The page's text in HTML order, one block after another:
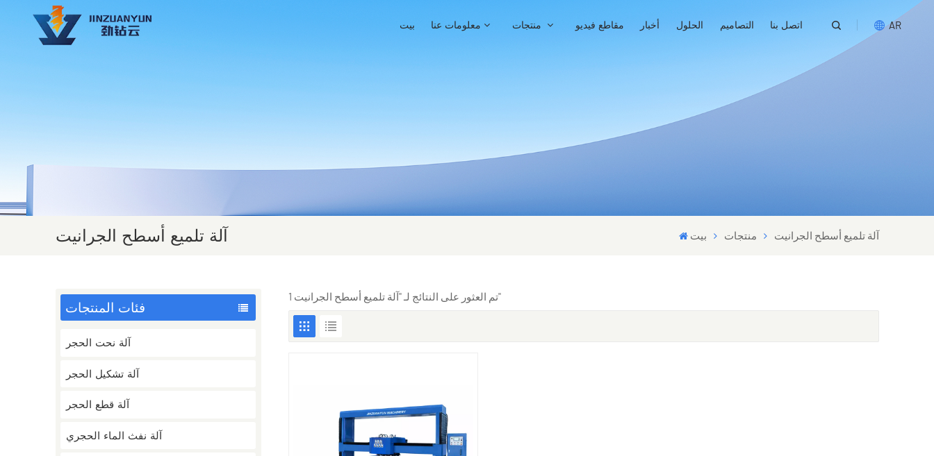
بيت معلومات عنا مقاطع فيديو أخبار الحلول التصاميم اتصل بنا AR
العربية
آلة تلميع أسطح الجرانيت بيت منتجات آلة تلميع أسطح الجرانيت
فئات المنتجات
آلة نحت الحجر
آلة تشكيل الحجر
آلة قطع الحجر
آلة نفث الماء الحجري
1 تم العثور على النتائج لـ "آلة تلميع أسطح الجرانيت"